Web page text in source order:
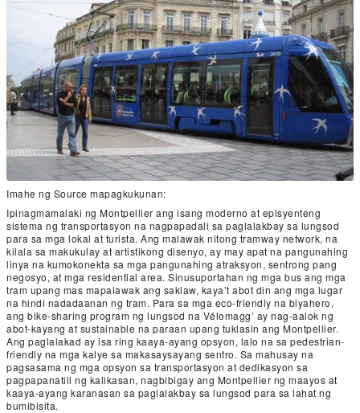
Imahe ng Source mapagkukunan:
Ipinagmamalaki ng Montpellier ang isang moderno at episyenteng
sistema ng transportasyon na nagpapadali sa paglalakbay sa lungsod
para sa mga lokal at turista. Ang malawak nitong tramway network, na
kilala sa makukulay at artistikong disenyo, ay may apat na pangunahing
linya na kumokonekta sa mga pangunahing atraksyon, sentrong pang
negosyo, at mga residential area. Sinusuportahan ng mga bus ang mga
tram upang mas mapalawak ang saklaw, kaya’t abot din ang mga lugar
na hindi nadadaanan ng tram. Para sa mga eco-friendly na biyahero,
ang bike-sharing program ng lungsod na Vélomagg’ ay nag-aalok ng
abot-kayang at sustainable na paraan upang tuklasin ang Montpellier.
Ang paglalakad ay isa ring kaaya-ayang opsyon, lalo na sa pedestrian-
friendly na mga kalye sa makasaysayang sentro. Sa mahusay na
pagsasama ng mga opsyon sa transportasyon at dedikasyon sa
pagpapanatili ng kalikasan, nagbibigay ang Montpellier ng maayos at
kaaya-ayang karanasan sa paglalakbay sa lungsod para sa lahat ng
bumibisita.